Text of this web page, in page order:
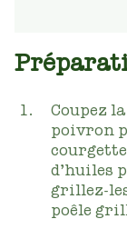
Coupez
poivron
d’huiles
grillez-
poêle